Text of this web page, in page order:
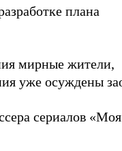
плана
мирные жители,
уже осуждены
сериалов «Моя